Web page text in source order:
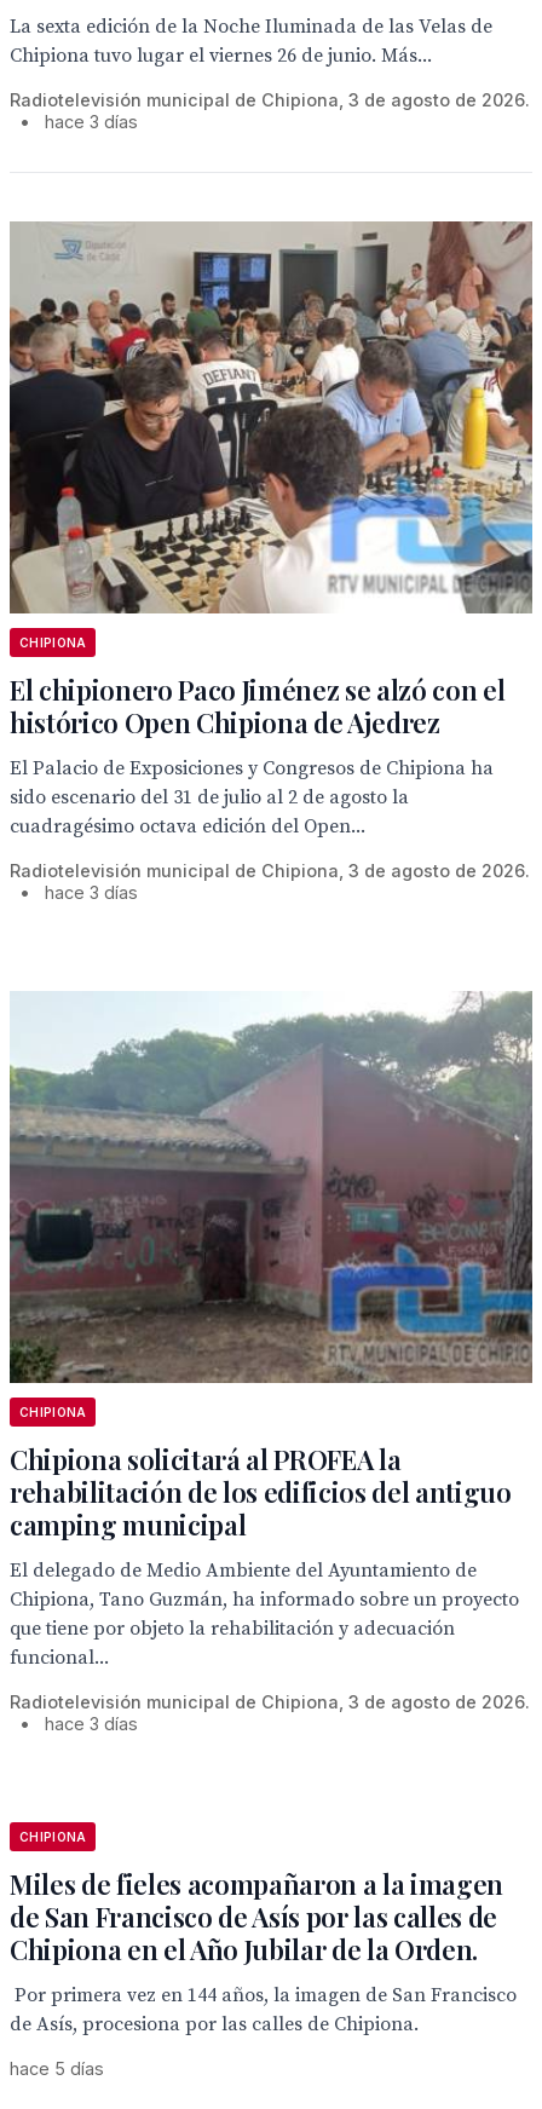
La sexta edición de la Noche Iluminada de las Velas de
Chipiona tuvo lugar el viernes 26 de junio. Más...
Radiotelevisión municipal de Chipiona, 3 de agosto de 2026.
•
hace 3 días
CHIPIONA
El chipionero Paco Jiménez se alzó con el
histórico Open Chipiona de Ajedrez
El Palacio de Exposiciones y Congresos de Chipiona ha
sido escenario del 31 de julio al 2 de agosto la
cuadragésimo octava edición del Open...
Radiotelevisión municipal de Chipiona, 3 de agosto de 2026.
•
hace 3 días
CHIPIONA
Chipiona solicitará al PROFEA la
rehabilitación de los edificios del antiguo
camping municipal
El delegado de Medio Ambiente del Ayuntamiento de
Chipiona, Tano Guzmán, ha informado sobre un proyecto
que tiene por objeto la rehabilitación y adecuación
funcional...
Radiotelevisión municipal de Chipiona, 3 de agosto de 2026.
•
hace 3 días
CHIPIONA
Miles de fieles acompañaron a la imagen
de San Francisco de Asís por las calles de
Chipiona en el Año Jubilar de la Orden.
Por primera vez en 144 años, la imagen de San Francisco
de Asís, procesiona por las calles de Chipiona.
hace 5 días